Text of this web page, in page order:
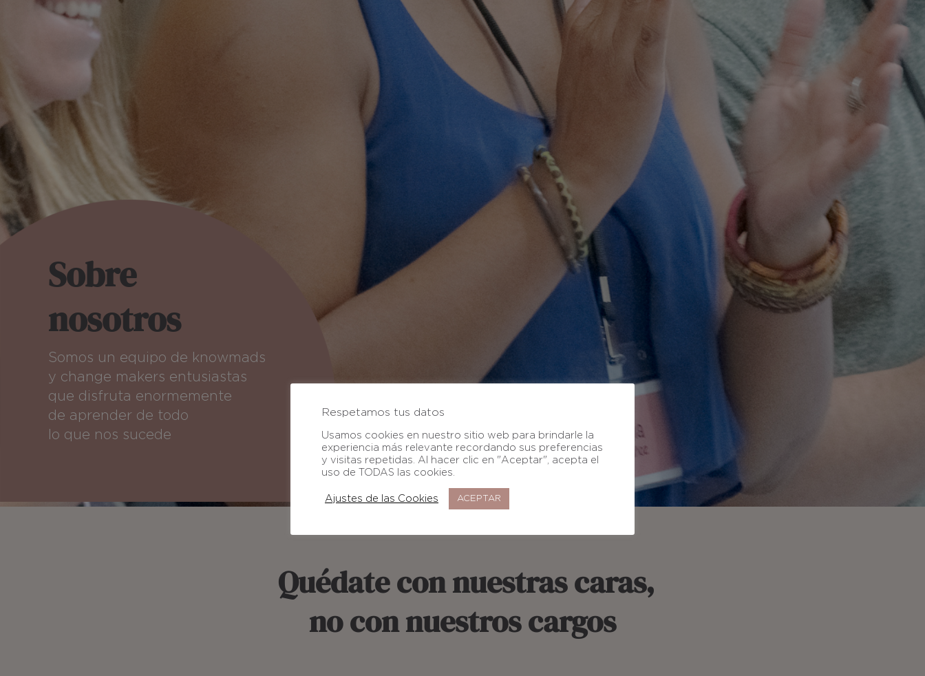
Sobre
nosotros
Somos un equipo de knowmads
y change makers entusiastas
que disfruta enormemente
de aprender de todo
lo que nos sucede
Quédate con nuestras caras,
no con nuestros cargos
Respetamos tus datos
Usamos cookies en nuestro sitio web para brindarle la
experiencia más relevante recordando sus preferencias
y visitas repetidas. Al hacer clic en "Aceptar", acepta el
uso de TODAS las cookies.
Ajustes de las Cookies ACEPTAR